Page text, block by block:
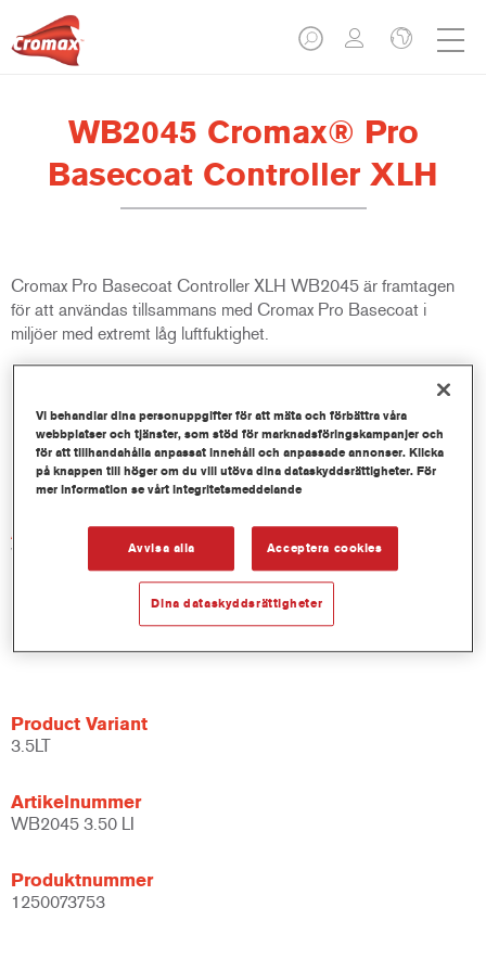
WB2045 Cromax® Pro
Basecoat Controller XLH
Cromax Pro Basecoat Controller XLH WB2045 är framtagen
för att användas tillsammans med Cromax Pro Basecoat i
miljöer med extremt låg luftfuktighet.
Product Variant
1LT
Artikelnummer
WB2045 DW 1 LT
Produktnummer
Product Variant
3.5LT
Artikelnummer
WB2045 3.50 LI
Produktnummer
1250073753
Vi behandlar dina personuppgifter för att mäta och förbättra våra
webbplatser och tjänster, som stöd för marknadsföringskampanjer och
för att tillhandahålla anpassat innehåll och anpassade annonser. Klicka
på knappen till höger om du vill utöva dina dataskyddsrättigheter. För
mer information se vårt integritetsmeddelande
Avvisa alla Acceptera cookies
Dina dataskyddsrättigheter